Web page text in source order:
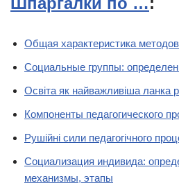
Общая характеристика
Социальные группы:
Освіта як найважливіша ланка
Компоненты педагогического
Рушійні сили педагогічного
Социализация индивида:
механизмы, этапы